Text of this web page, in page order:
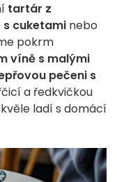
tartár z
cuketami nebo
pokrm
víně s malými
pečeni s
a ředkvičkou
ladí s domácí